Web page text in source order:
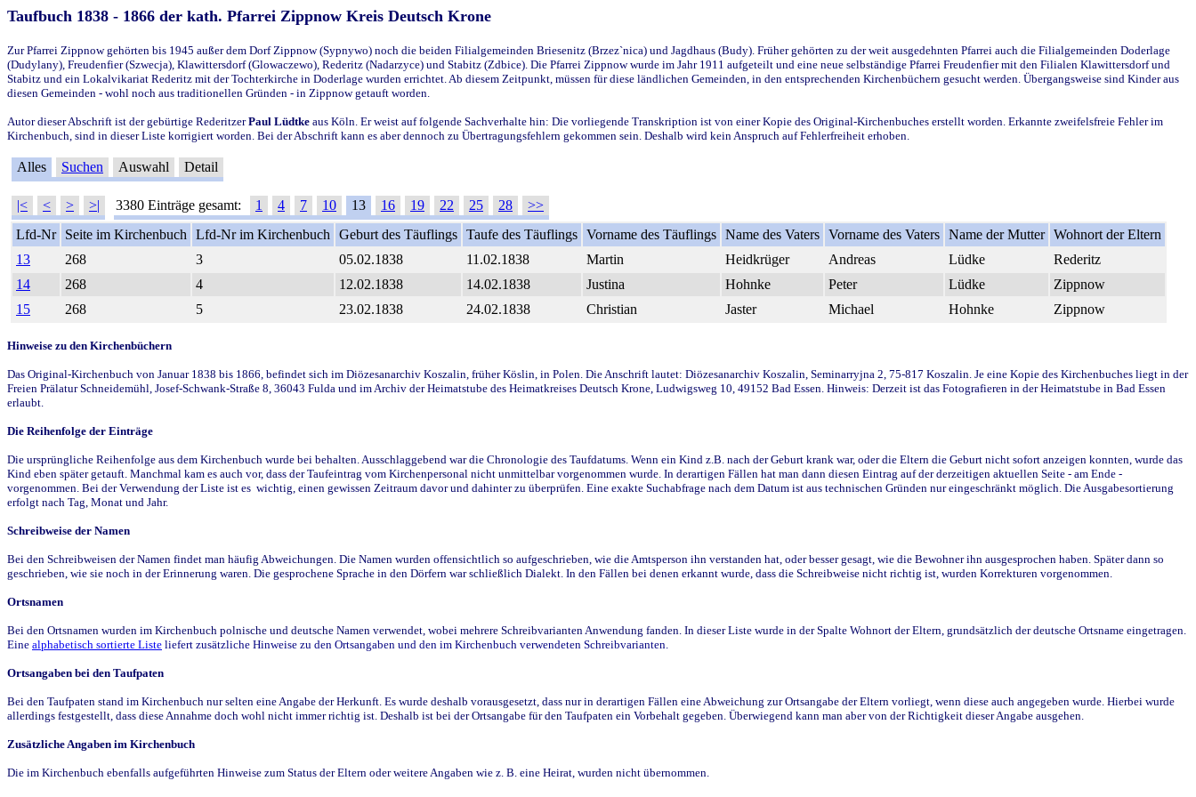
Taufbuch 1838 - 1866 der kath. Pfarrei Zippnow Kreis Deutsch Krone
Zur Pfarrei Zippnow gehörten bis 1945 außer dem Dorf Zippnow (Sypnywo) noch die beiden Filialgemeinden Briesenitz (Brzez`nica) und Jagdhaus (Budy). Früher gehörten zu der weit ausgedehnten Pfarrei auch die Filialgemeinden Doderlage
(Dudylany), Freudenfier (Szwecja), Klawittersdorf (Glowaczewo), Rederitz (Nadarzyce) und Stabitz (Zdbice). Die Pfarrei Zippnow wurde im Jahr 1911 aufgeteilt und eine neue selbständige Pfarrei Freudenfier mit den Filialen Klawittersdorf und
Stabitz und ein Lokalvikariat Rederitz mit der Tochterkirche in Doderlage wurden errichtet. Ab diesem Zeitpunkt, müssen für diese ländlichen Gemeinden, in den entsprechenden Kirchenbüchern gesucht werden. Übergangsweise sind Kinder aus
diesen Gemeinden - wohl noch aus traditionellen Gründen - in Zippnow getauft worden.
Autor dieser Abschrift ist der gebürtige RederitzerPaul Lüdtke aus Köln. Er weist auf folgende Sachverhalte hin: Die vorliegende Transkription ist von einer Kopie des Original-Kirchenbuches erstellt worden. Erkannte zweifelsfreie Fehler im
Kirchenbuch, sind in dieser Liste korrigiert worden. Bei der Abschrift kann es aber dennoch zu Übertragungsfehlern gekommen sein. Deshalb wird kein Anspruch auf Fehlerfreiheit erhoben.
Alles Suchen Auswahl Detail
|< < > >| 3380 Einträge gesamt: 1 4 7 10 13 16 19 22 25 28
>>
Lfd-Nr
Seite im Kirchenbuch Lfd-Nr im Kirchenbuch Geburt des Täuflings Taufe des Täuflings Vorname des Täuflings Name des Vaters Vorname des Vaters Name der Mutter Wohnort der Eltern
13
268 3 05.02.1838 11.02.1838 Martin Heidkrüger Andreas Lüdke
Rederitz
14
268 4 12.02.1838 14.02.1838 Justina Hohnke Peter Lüdke
Zippnow
15
268 5 23.02.1838 24.02.1838 Christian Jaster Michael Hohnke Zippnow
Hinweise zu den Kirchenbüchern
Das Original-Kirchenbuch von Januar 1838 bis 1866, befindet sich im Diözesanarchiv Koszalin, früher Köslin, in Polen. Die Anschrift lautet: Diözesanarchiv Koszalin, Seminarryjna 2, 75-817 Koszalin. Je eine Kopie des Kirchenbuches liegt in der
Freien Prälatur Schneidemühl, Josef-Schwank-Straße 8, 36043 Fulda und im Archiv der Heimatstube des Heimatkreises Deutsch Krone, Ludwigsweg 10, 49152 Bad Essen. Hinweis: Derzeit ist das Fotografieren in der Heimatstube in Bad Essen
erlaubt.
Die Reihenfolge der Einträge
Die ursprüngliche Reihenfolge aus dem Kirchenbuch wurde bei behalten. Ausschlaggebend war die Chronologie des Taufdatums. Wenn ein Kind z.B. nach der Geburt krank war, oder die Eltern die Geburt nicht sofort anzeigen konnten, wurde das
Kind eben später getauft. Manchmal kam es auch vor, dass der Taufeintrag vom Kirchenpersonal nicht unmittelbar vorgenommen wurde. In derartigen Fällen hat man dann diesen Eintrag auf der derzeitigen aktuellen Seite - am Ende -
vorgenommen. Bei der Verwendung der Liste ist es wichtig, einen gewissen Zeitraum davor und dahinter zu überprüfen. Eine exakte Suchabfrage nach dem Datum ist aus technischen Gründen nur eingeschränkt möglich. Die Ausgabesortierung
erfolgt nach Tag, Monat und Jahr.
Schreibweise der Namen
Bei den Schreibweisen der Namen findet man häufig Abweichungen. Die Namen wurden offensichtlich so aufgeschrieben, wie die Amtsperson ihn verstanden hat, oder besser gesagt, wie die Bewohner ihn ausgesprochen haben. Später dann so
geschrieben, wie sie noch in der Erinnerung waren. Die gesprochene Sprache in den Dörfern war schließlich Dialekt. In den Fällen bei denen erkannt wurde, dass die Schreibweise nicht richtig ist, wurden Korrekturen vorgenommen.
Ortsnamen
Bei den Ortsnamen wurden im Kirchenbuch polnische und deutsche Namen verwendet, wobei mehrere Schreibvarianten Anwendung fanden. In dieser Liste wurde in der Spalte Wohnort der Eltern, grundsätzlich der deutsche Ortsname eingetragen.
Eine alphabetisch sortierte Liste liefert zusätzliche Hinweise zu den Ortsangaben und den im Kirchenbuch verwendeten Schreibvarianten.
Ortsangaben bei den Taufpaten
Bei den Taufpaten stand im Kirchenbuch nur selten eine Angabe der Herkunft. Es wurde deshalb vorausgesetzt, dass nur in derartigen Fällen eine Abweichung zur Ortsangabe der Eltern vorliegt, wenn diese auch angegeben wurde. Hierbei wurde
allerdings festgestellt, dass diese Annahme doch wohl nicht immer richtig ist. Deshalb ist bei der Ortsangabe für den Taufpaten ein Vorbehalt gegeben. Überwiegend kann man aber von der Richtigkeit dieser Angabe ausgehen.
Zusätzliche Angaben im Kirchenbuch
Die im Kirchenbuch ebenfalls aufgeführten Hinweise zum Status der Eltern oder weitere Angaben wie z. B. eine Heirat, wurden nicht übernommen.